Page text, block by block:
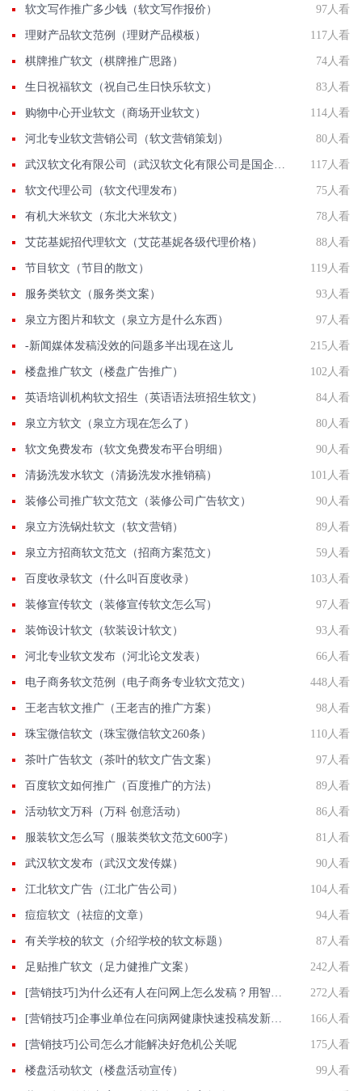
软文写作推广多少钱（软文写作报价） 97人看
理财产品软文范例（理财产品模板） 117人看
棋牌推广软文（棋牌推广思路） 74人看
生日祝福软文（祝自己生日快乐软文） 83人看
购物中心开业软文（商场开业软文） 114人看
河北专业软文营销公司（软文营销策划） 80人看
武汉软文化有限公司（武汉软文化有限公司是国企吗） 117人看
软文代理公司（软文代理发布） 75人看
有机大米软文（东北大米软文） 78人看
艾芘基妮招代理软文（艾芘基妮各级代理价格） 88人看
节目软文（节目的散文） 119人看
服务类软文（服务类文案） 93人看
泉立方图片和软文（泉立方是什么东西） 97人看
-新闻媒体发稿没效的问题多半出现在这儿 215人看
楼盘推广软文（楼盘广告推广） 102人看
英语培训机构软文招生（英语语法班招生软文） 84人看
泉立方软文（泉立方现在怎么了） 80人看
软文免费发布（软文免费发布平台明细） 90人看
清扬洗发水软文（清扬洗发水推销稿） 101人看
装修公司推广软文范文（装修公司广告软文） 90人看
泉立方洗锅灶软文（软文营销） 89人看
泉立方招商软文范文（招商方案范文） 59人看
百度收录软文（什么叫百度收录） 103人看
装修宣传软文（装修宣传软文怎么写） 97人看
装饰设计软文（软装设计软文） 93人看
河北专业软文发布（河北论文发表） 66人看
电子商务软文范例（电子商务专业软文范文） 448人看
王老吉软文推广（王老吉的推广方案） 98人看
珠宝微信软文（珠宝微信软文260条） 110人看
茶叶广告软文（茶叶的软文广告文案） 97人看
百度软文如何推广（百度推广的方法） 89人看
活动软文万科（万科 创意活动） 86人看
服装软文怎么写（服装类软文范文600字） 81人看
武汉软文发布（武汉文发传媒） 90人看
江北软文广告（江北广告公司） 104人看
痘痘软文（祛痘的文章） 94人看
有关学校的软文（介绍学校的软文标题） 87人看
足贴推广软文（足力健推广文案） 242人看
[营销技巧]为什么还有人在问网上怎么发稿？用智慧软文 272人看
[营销技巧]企事业单位在问病网健康快速投稿发新闻联系方法智慧新闻平台入口 166人看
[营销技巧]公司怎么才能解决好危机公关呢 175人看
楼盘活动软文（楼盘活动宣传） 99人看